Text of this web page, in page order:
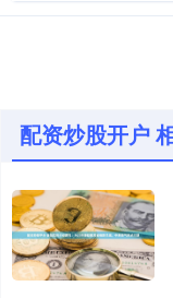
配资炒股开户